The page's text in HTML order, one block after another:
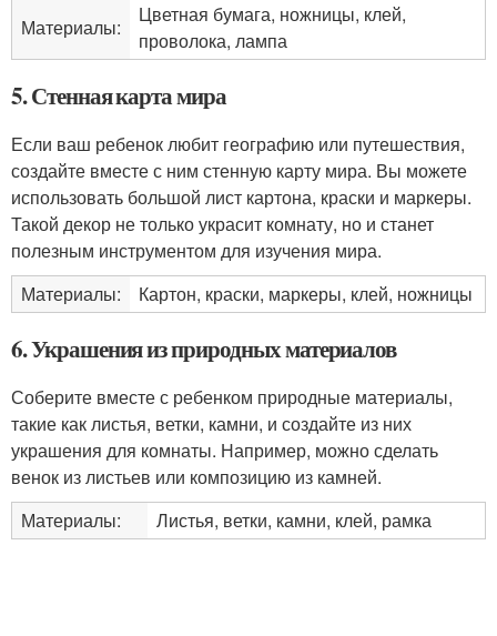
Материалы:
Цветная бумага, ножницы, клей,
проволока, лампа
5. Стенная карта мира
Если ваш ребенок любит географию или путешествия,
создайте вместе с ним стенную карту мира. Вы можете
использовать большой лист картона, краски и маркеры.
Такой декор не только украсит комнату, но и станет
полезным инструментом для изучения мира.
Материалы:
Картон, краски, маркеры, клей, ножницы
6. Украшения из природных материалов
Соберите вместе с ребенком природные материалы,
такие как листья, ветки, камни, и создайте из них
украшения для комнаты. Например, можно сделать
венок из листьев или композицию из камней.
Материалы:
Листья, ветки, камни, клей, рамка